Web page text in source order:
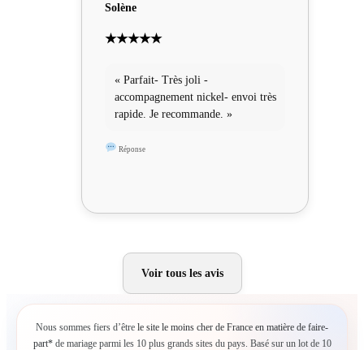
Solène
★★★★★
« Parfait- Très joli -
accompagnement nickel- envoi très
rapide. Je recommande. »
Réponse
Voir tous les avis
Nous sommes fiers d’être le site le moins cher de France en matière de faire-
part*de mariage parmi les 10 plus grands sites du pays. Basé sur un lot de 10